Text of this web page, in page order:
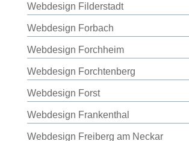
Webdesign Filderstadt
Webdesign Forbach
Webdesign Forchheim
Webdesign Forchtenberg
Webdesign Forst
Webdesign Frankenthal
Webdesign Freiberg am Neckar